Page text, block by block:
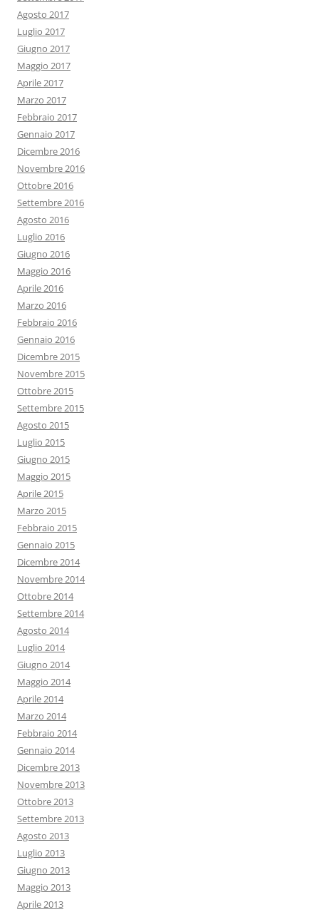
Agosto 2017
Luglio 2017
Giugno 2017
Maggio 2017
Aprile 2017
Marzo 2017
Febbraio 2017
Gennaio 2017
Dicembre 2016
Novembre 2016
Ottobre 2016
Settembre 2016
Agosto 2016
Luglio 2016
Giugno 2016
Maggio 2016
Aprile 2016
Marzo 2016
Febbraio 2016
Gennaio 2016
Dicembre 2015
Novembre 2015
Ottobre 2015
Settembre 2015
Agosto 2015
Luglio 2015
Giugno 2015
Maggio 2015
Aprile 2015
Marzo 2015
Febbraio 2015
Gennaio 2015
Dicembre 2014
Novembre 2014
Ottobre 2014
Settembre 2014
Agosto 2014
Luglio 2014
Giugno 2014
Maggio 2014
Aprile 2014
Marzo 2014
Febbraio 2014
Gennaio 2014
Dicembre 2013
Novembre 2013
Ottobre 2013
Settembre 2013
Agosto 2013
Luglio 2013
Giugno 2013
Maggio 2013
Aprile 2013